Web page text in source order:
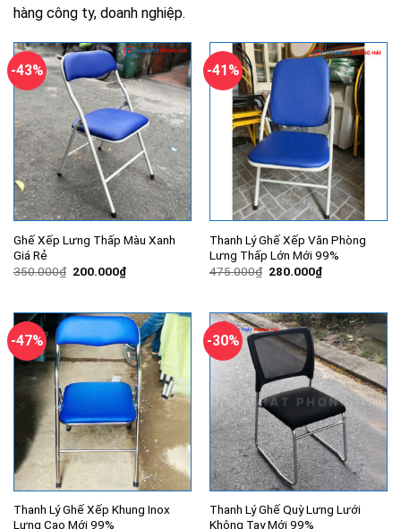
hàng công ty, doanh nghiệp.
-43%
Ghế Xếp Lưng Thấp Màu Xanh
Giá Rẻ
350.000₫ Giá
200.000₫Giá
hiện
200.000₫.
-41%
Thanh Lý Ghế Xếp Văn Phòng
Lưng Thấp Lớn Mới 99%
475.000₫ Giá
280.000₫Giá
hiện
280.000₫.
-47%
Thanh Lý Ghế Xếp Khung Inox
Lưng Cao Mới 99%
-30%
Thanh Lý Ghế Quỳ Lưng Lưới
Không Tay Mới 99%